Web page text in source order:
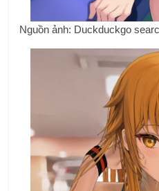
Nguồn ảnh: Duckduckgo